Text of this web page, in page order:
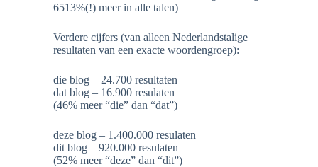
6513%(!) meer in alle talen)
Verdere cijfers (van alleen Nederlandstalige
resultaten van een exacte woordengroep):
die blog – 24.700 resultaten
dat blog – 16.900 resulaten
(46% meer “die” dan “dat”)
deze blog – 1.400.000 resulaten
dit blog – 920.000 resulaten
(52% meer “deze” dan “dit”)